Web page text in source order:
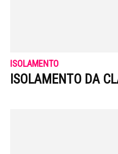
ISOLAMENTO
ISOLAMENTO DA